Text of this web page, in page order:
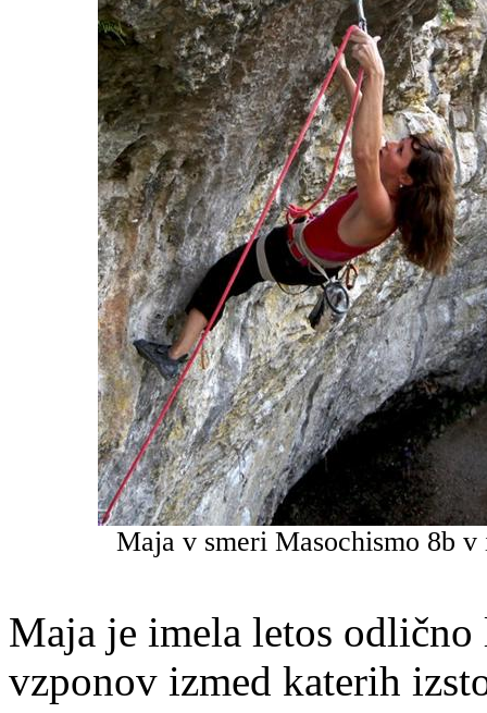
Maja v smeri Masochismo 8b
Maja je imela letos
vzponov izmed katerih